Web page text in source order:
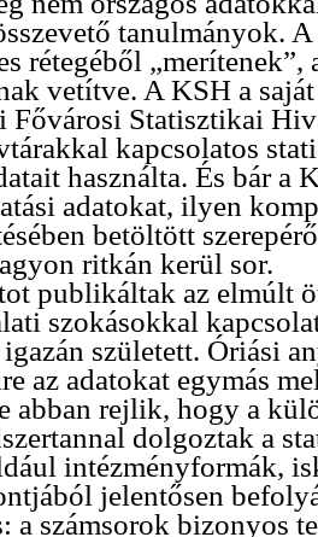
tanulmányok.
rétegéből „merítenek”,
vetítve. A KSH a
Fővárosi Statisztikai
kapcsolatos
használta. És bár a
adatokat, ilyen
betöltött
ritkán kerül sor.
publikáltak az elmúlt
szokásokkal
született. Óriási
az adatokat egymás
abban rejlik, hogy a
dolgoztak a
intézményformák,
jelentősen
a számsorok bizonyos